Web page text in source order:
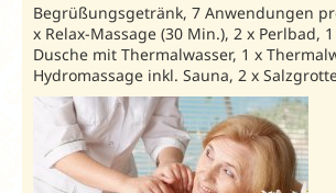
Begrüßungsgetränk, 7 Anwendungen
x Relax-Massage (30 Min.), 2 x Perlbad,
Dusche mit Thermalwasser, 1 x
Hydromassage inkl. Sauna, 2 x
Ganzjährig
gilt:21=20
Kururlaub 2026/ Preise in € p. P./
Anreisetag: Sonntag
Caspar: 70808 Unterbr. Bel.
03.01.-